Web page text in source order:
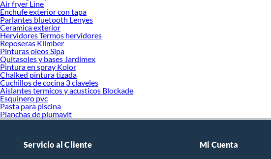
Air fryer Line
Enchufe exterior con tapa
Parlantes bluetooth Lenyes
Ceramica exterior
Hervidores Termos hervidores
Reposeras Klimber
Pinturas oleos Sipa
Quitasoles y bases Jardimex
Pintura en spray Kolor
Chalked pintura tizada
Cuchillos de cocina 3 claveles
Aislantes termicos y acusticos Blockade
Esquinero pvc
Pasta para piscina
Planchas de plumavit
Servicio al Cliente Mi Cuenta